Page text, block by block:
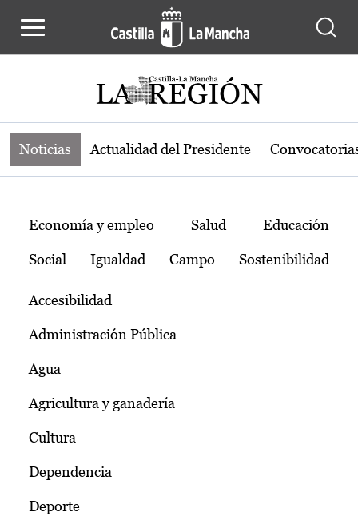
Noticias de la región de Castilla-La
Noticias Actualidad del Presidente
Temas
Economía y empleo Salud Educación
Social Igualdad Campo Sostenibilidad
Accesibilidad
Administración Pública
Agua
Agricultura y ganadería
Cultura
Dependencia
Deporte